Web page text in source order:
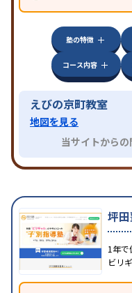
塾の特徴
コース内容
えびの京町教室
地図を見る
当サイトから
坪
1年で
ビリ